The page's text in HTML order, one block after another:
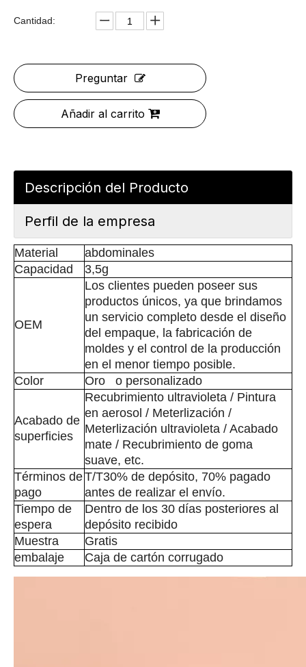
Cantidad:
Preguntar
Añadir al carrito
Descripción del Producto
Perfil de la empresa
Material
abdominales
Capacidad
3,5g
OEM
Los clientes pueden poseer sus
productos únicos, ya que brindamos
un servicio completo desde el diseño
del empaque, la fabricación de
moldes y el control de la producción
en el menor tiempo posible.
Color
Oro o personalizado
Acabado de
superficies
Recubrimiento ultravioleta / Pintura
en aerosol / Meterlización /
Meterlización ultravioleta / Acabado
mate / Recubrimiento de goma
suave, etc.
Términos de
pago
T/T30% de depósito, 70% pagado
antes de realizar el envío.
Tiempo de
espera
Dentro de los 30 días posteriores al
depósito recibido
Muestra
Gratis
embalaje
Caja de cartón corrugado